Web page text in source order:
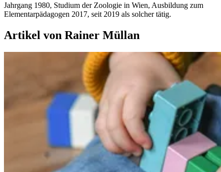
Jahrgang 1980, Studium der Zoologie in Wien, Ausbildung zum
Elementarpädagogen 2017, seit 2019 als solcher tätig.
Artikel von Rainer Müllan